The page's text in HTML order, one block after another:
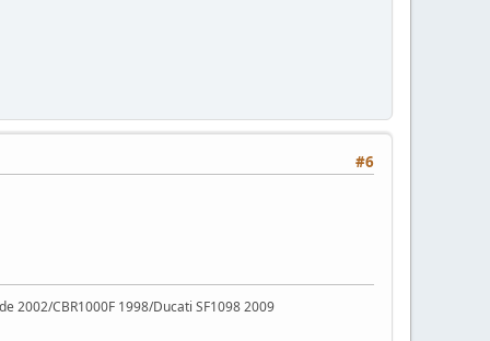
#6
2002/CBR1000F 1998/Ducati SF1098 2009